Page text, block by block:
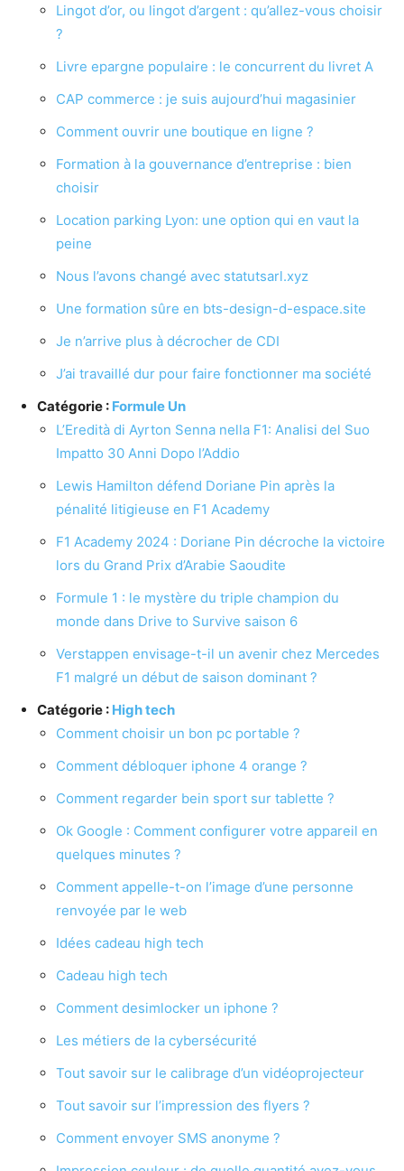
Lingot d’or, ou lingot d’argent : qu’allez-vous choisir
?
Livre epargne populaire : le concurrent du livret A
CAP commerce : je suis aujourd’hui magasinier
Comment ouvrir une boutique en ligne ?
Formation à la gouvernance d’entreprise : bien
choisir
Location parking Lyon: une option qui en vaut la
peine
Nous l’avons changé avec statutsarl.xyz
Une formation sûre en bts-design-d-espace.site
Je n’arrive plus à décrocher de CDI
J’ai travaillé dur pour faire fonctionner ma société
Catégorie : Formule Un
L’Eredità di Ayrton Senna nella F1: Analisi del Suo
Impatto 30 Anni Dopo l’Addio
Lewis Hamilton défend Doriane Pin après la
pénalité litigieuse en F1 Academy
F1 Academy 2024 : Doriane Pin décroche la victoire
lors du Grand Prix d’Arabie Saoudite
Formule 1 : le mystère du triple champion du
monde dans Drive to Survive saison 6
Verstappen envisage-t-il un avenir chez Mercedes
F1 malgré un début de saison dominant ?
Catégorie : High tech
Comment choisir un bon pc portable ?
Comment débloquer iphone 4 orange ?
Comment regarder bein sport sur tablette ?
Ok Google : Comment configurer votre appareil en
quelques minutes ?
Comment appelle-t-on l’image d’une personne
renvoyée par le web
Idées cadeau high tech
Cadeau high tech
Comment desimlocker un iphone ?
Les métiers de la cybersécurité
Tout savoir sur le calibrage d’un vidéoprojecteur
Tout savoir sur l’impression des flyers ?
Comment envoyer SMS anonyme ?